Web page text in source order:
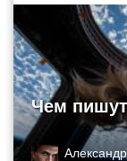
Чем